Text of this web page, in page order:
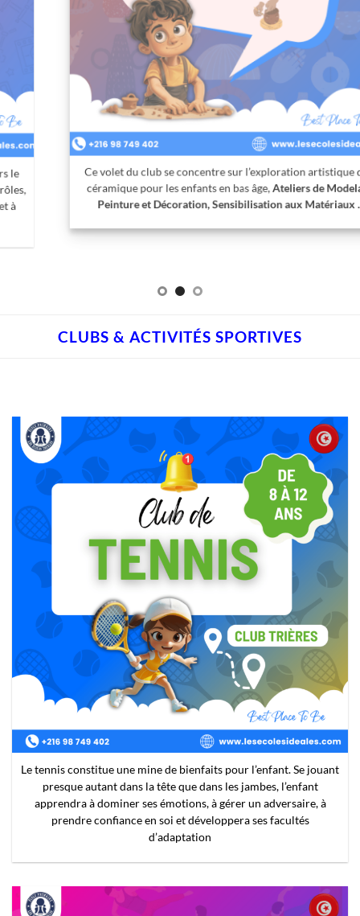
Ce volet du club se concentre sur l’exploration artistique de la
céramique pour les enfants en bas âge,Ateliers de Modelage,
Peinture et Décoration, Sensibilisation aux Matériaux …
CLUBS & ACTIVITÉS SPORTIVES
Le football va initier l’enfant à vivre en société et à respecter
l’autre, tout en éveillant l’esprit d’équipe sous toutes ses formes.
Bénéfique en termes de santé cardio-vasculaire et musculaire, la
pratique du football va donner aux plus jeunes le goût de l’effort
physique